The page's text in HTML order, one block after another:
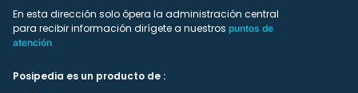
En esta dirección solo ópera la administración central
para recibir información dirígete a nuestros puntos de
atención
Posipedia es un producto de :